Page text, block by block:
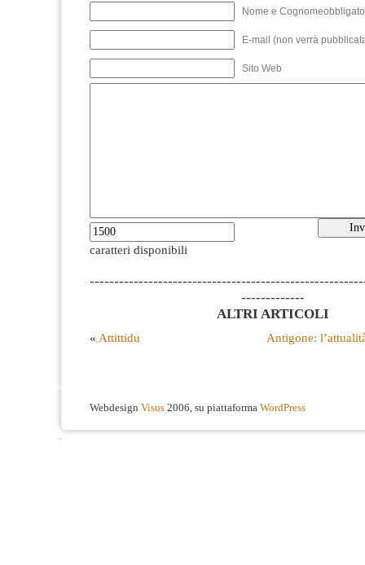
Nome e
E-mail (non verrà
Sito Web
caratteri disponibili
-------------
ALTRI ARTICOLI
« Attittidu Antigone:
Webdesign Visus 2006, su piattaforma WordPress